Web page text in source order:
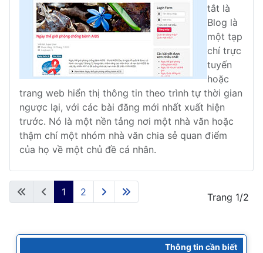
tắt là
Blog là
một tạp
chí trực
tuyến
hoặc
trang web hiển thị thông tin theo trình tự thời gian
ngược lại, với các bài đăng mới nhất xuất hiện
trước. Nó là một nền tảng nơi một nhà văn hoặc
thậm chí một nhóm nhà văn chia sẻ quan điểm
của họ về một chủ đề cá nhân.
Trang 1/2
1 2
Thông tin cần biết